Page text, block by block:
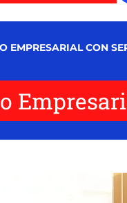
EMPRESARIAL CON